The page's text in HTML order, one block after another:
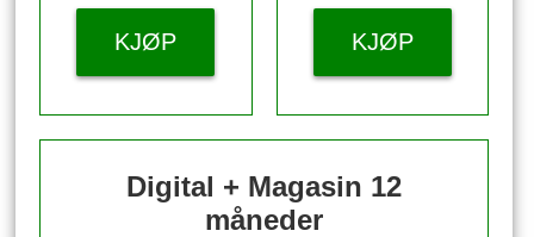
KJØP KJØP
Digital + Magasin 12
måneder